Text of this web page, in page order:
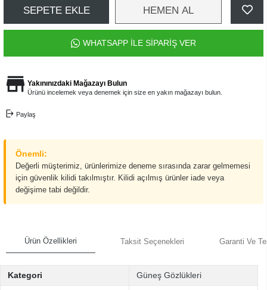
SEPETE EKLE HEMEN AL
WHATSAPP İLE SİPARİŞ VER
Yakınınızdaki Mağazayı Bulun
Ürünü incelemek veya denemek için size en yakın mağazayı bulun.
Paylaş
Önemli:
Değerli müşterimiz, ürünlerimize deneme sırasında zarar gelmemesi
için güvenlik kilidi takılmıştır. Kilidi açılmış ürünler iade veya
değişime tabi değildir.
Ürün Özellikleri Taksit Seçenekleri Garanti Ve
Kategori Güneş Gözlükleri